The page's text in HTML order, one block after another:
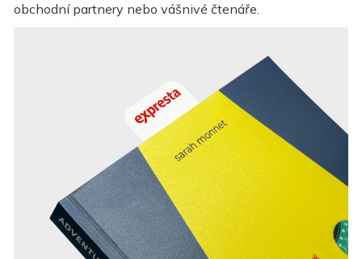
obchodní partnery nebo vášnivé čtenáře.